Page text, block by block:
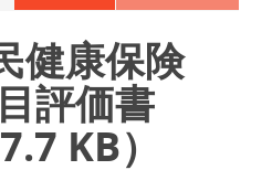
健康保険
評価書
KB）